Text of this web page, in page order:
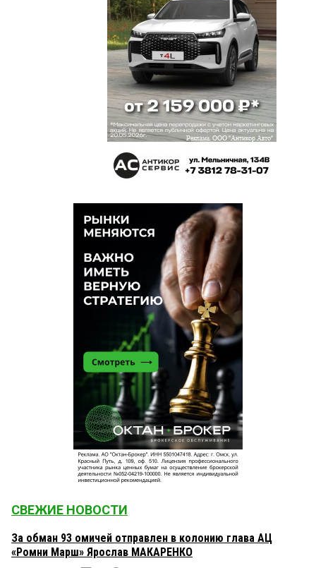
СВЕЖИЕ НОВОСТИ
За обман 93 омичей отправлен в колонию глава АЦ
«Ромни Марш» Ярослав МАКАРЕНКО